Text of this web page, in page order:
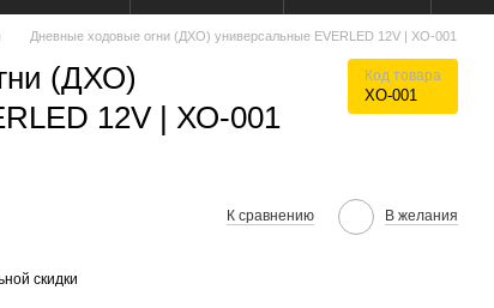
Дневные ходовые огни (ДХО) универсальные EVERLED 12V | ХО-001
(ДХО)
12V | ХО-001
Код товара
ХО-001
К сравнению В желания
скидки